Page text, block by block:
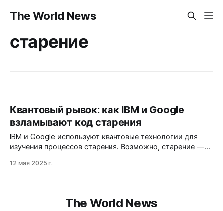
The World News
старение
Квантовый рывок: как IBM и Google
взламывают код старения
IBM и Google используют квантовые технологии для
изучения процессов старения. Возможно, старение —
12 мая 2025 г.
The World News